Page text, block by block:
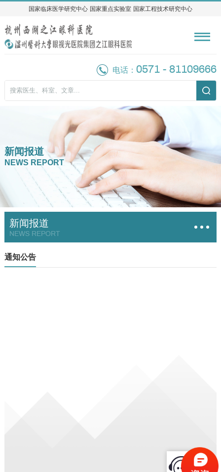
国家临床医学研究中心 国家重点实验室 国家工程技术研究中心
国家临床医学研究中心 国家重点实验室 国家工程技术研究中心
电话：0571 - 81109666
新闻报道
NEWS REPORT
新闻报道
NEWS REPORT
通知公告